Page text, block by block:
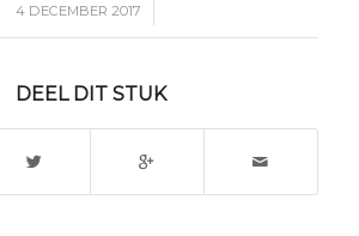
4 DECEMBER 2017
/
DEEL DIT STUK